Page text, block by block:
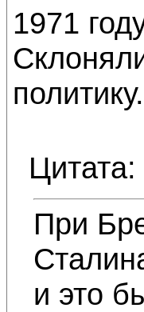
1971
политику.
Цитата:
При
и это